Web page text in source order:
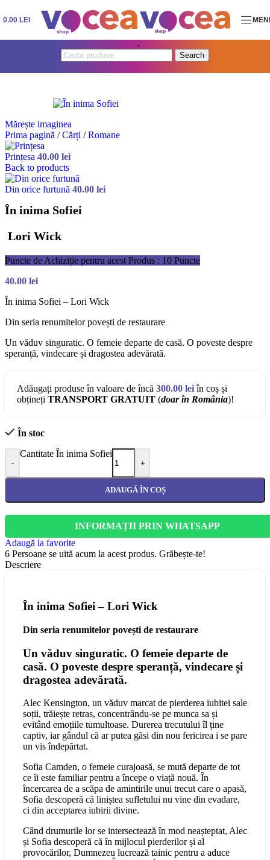
Skip to navigationSkip to main content
0.00 LEI
Search
Mărește imaginea
Prima pagină / Cărți / Romane
Prințesa 40.00 lei
Back to products
Din orice furtună 40.00 lei
În inima Sofiei
Lori Wick
Puncte de Achiziție pentru acest Produs : 10 Puncte
40.00 lei
În inima Sofiei – Lori Wick
Din seria renumitelor povești de restaurare
Un văduv singuratic. O femeie departe de casă. O poveste despre
speranță, vindecare și dragostea adevărată.
Adăugați produse în valoare de încă 300.00 leiîn coș și
obțineți TRANSPORT GRATUIT (doar în România)!
În stoc
-
Cantitate În inima Sofiei
+
ADAUGĂ ÎN COȘ
INFORMAȚII PRIN WHATSAPP
Adaugă la favorite
6 Persoane se uită acum la acest produs. Grăbește-te!
Descriere
În inima Sofiei – Lori Wick
Din seria renumitelor povești de restaurare
Un văduv singuratic. O femeie departe de
casă. O poveste despre speranță, vindecare și
dragostea adevărată.
Alec Kensington, un văduv marcat de pierderea iubitei sale
soții, trăiește retras, concentrându-se pe munca sa și
evitând emoțiile tumultoase. Durerea trecutului îl ține
captiv, iar gândul că ar putea găsi din nou fericirea i se pare
un vis îndepărtat.
Sofia Camden, o femeie curajoasă, se mută departe de tot
ce îi este familiar pentru a începe o viață nouă. În
încercarea de a scăpa de amintirile unui trecut care o apasă,
Sofia descoperă că liniștea sufletului nu vine din evadare,
ci din acceptarea iubirii divine.
Când drumurile lor se intersectează în mod neașteptat, Alec
și Sofia descoperă că în mijlocul pierderilor și al
provocărilor, Dumnezeu lucrează tainic pentru a aduce